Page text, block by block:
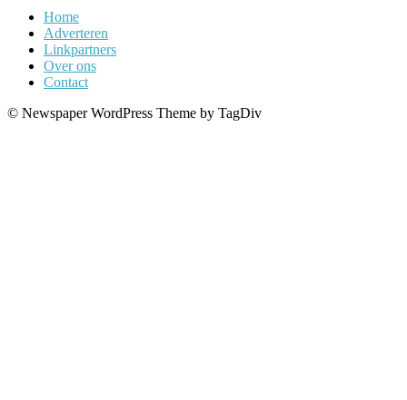
Home
Adverteren
Linkpartners
Over ons
Contact
© Newspaper WordPress Theme by TagDiv